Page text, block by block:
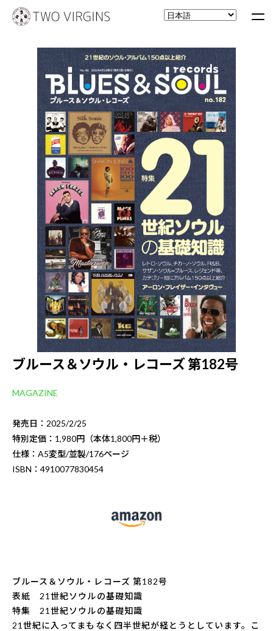
ブルース＆ソウル・レコーズ 第182号
MAGAZINE
発売日：2025/2/25
特別定価：1,980円（本体1,800円＋税）
仕様：A5変型/並製/176ページ
ISBN：4910077830454
ブルース＆ソウル・レコーズ 第182号
表紙 21世紀ソウルの基礎知識
特集 21世紀ソウルの基礎知識
21世紀に入ってまもなく四半世紀が経とうとしています。こ